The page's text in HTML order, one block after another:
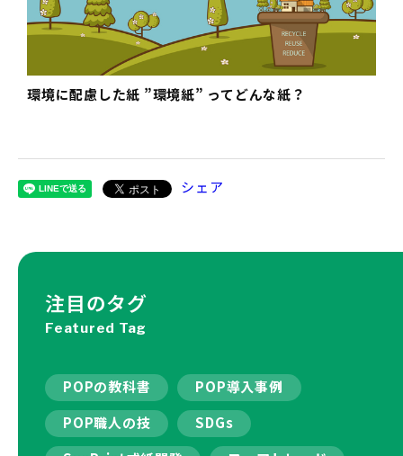
環境に配慮した紙 ”環境紙” ってどんな紙？
シェア
注目のタグ
Featured Tag
POPの教科書
POP導入事例
POP職人の技
SDGs